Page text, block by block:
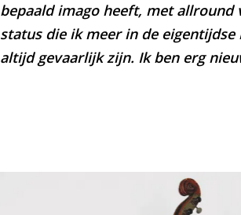
bepaald imago heeft, met
status die ik meer in de
altijd gevaarlijk zijn. Ik ben erg